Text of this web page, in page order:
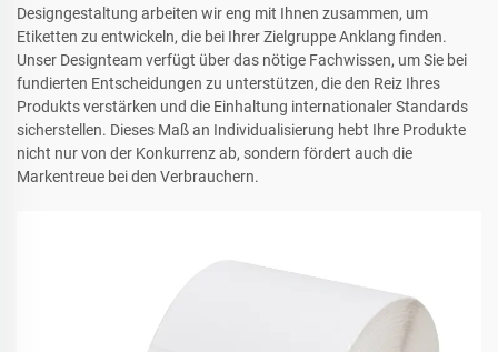
Designgestaltung arbeiten wir eng mit Ihnen zusammen, um
Etiketten zu entwickeln, die bei Ihrer Zielgruppe Anklang finden.
Unser Designteam verfügt über das nötige Fachwissen, um Sie bei
fundierten Entscheidungen zu unterstützen, die den Reiz Ihres
Produkts verstärken und die Einhaltung internationaler Standards
sicherstellen. Dieses Maß an Individualisierung hebt Ihre Produkte
nicht nur von der Konkurrenz ab, sondern fördert auch die
Markentreue bei den Verbrauchern.